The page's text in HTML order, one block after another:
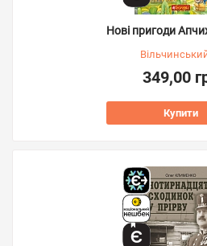
Нові пригоди
349,00
Купити